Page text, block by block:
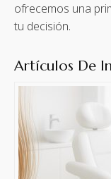
ofrecemos una
tu decisión.
Artículos De